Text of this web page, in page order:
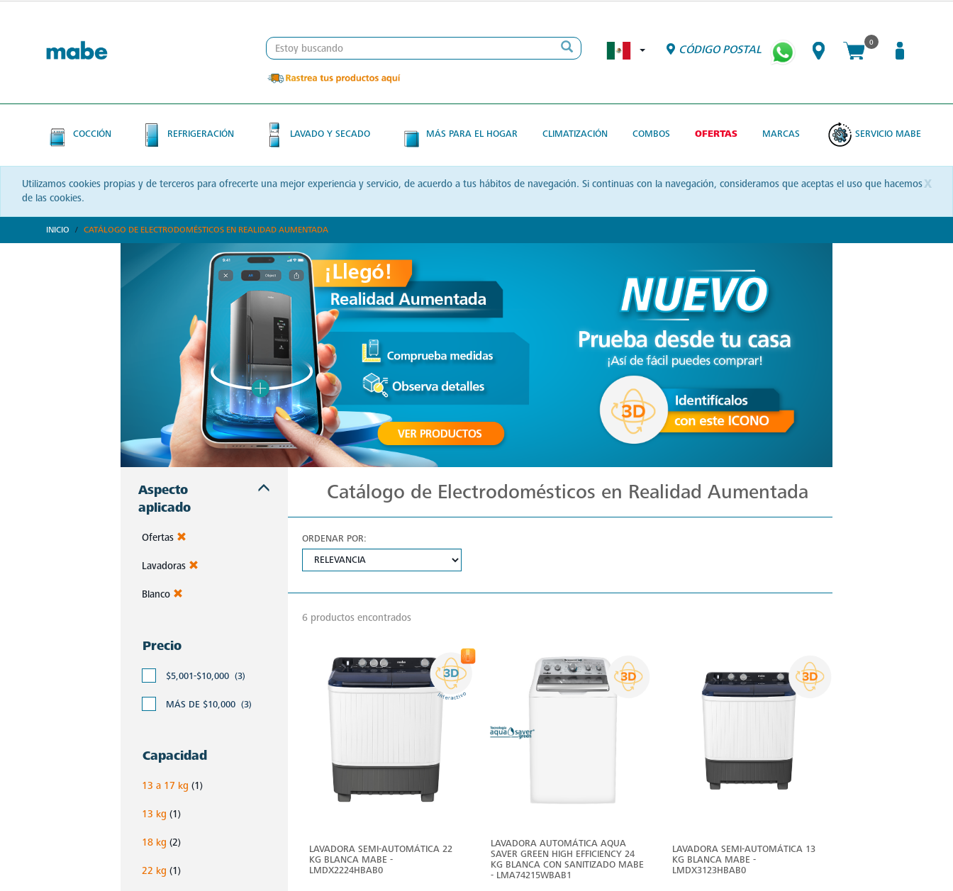
CÓDIGO POSTAL
0
COCCIÓN REFRIGERACIÓN LAVADO Y SECADO MÁS PARA EL HOGAR CLIMATIZACIÓN COMBOS OFERTAS MARCAS SERVICIO MABE
x
Utilizamos cookies propias y de terceros para ofrecerte una mejor experiencia y servicio, de acuerdo a tus hábitos de navegación. Si continuas con la navegación, consideramos que aceptas el uso que hacemos
de las cookies.
INICIO CATÁLOGO DE ELECTRODOMÉSTICOS EN REALIDAD AUMENTADA
Aspecto
aplicado
Ofertas
Lavadoras
Blanco
Precio
$5,001-$10,000 (3)
MÁS DE $10,000 (3)
Capacidad
13 a 17 kg (1)
13 kg (1)
18 kg (2)
22 kg (1)
Catálogo de Electrodomésticos en Realidad Aumentada
ORDENAR POR:
6 productos encontrados
LAVADORA SEMI-AUTOMÁTICA 22
KG BLANCA MABE -
LMDX2224HBAB0
LAVADORA AUTOMÁTICA AQUA
SAVER GREEN HIGH EFFICIENCY 24
KG BLANCA CON SANITIZADO MABE
- LMA74215WBAB1
LAVADORA SEMI-AUTOMÁTICA 13
KG BLANCA MABE -
LMDX3123HBAB0